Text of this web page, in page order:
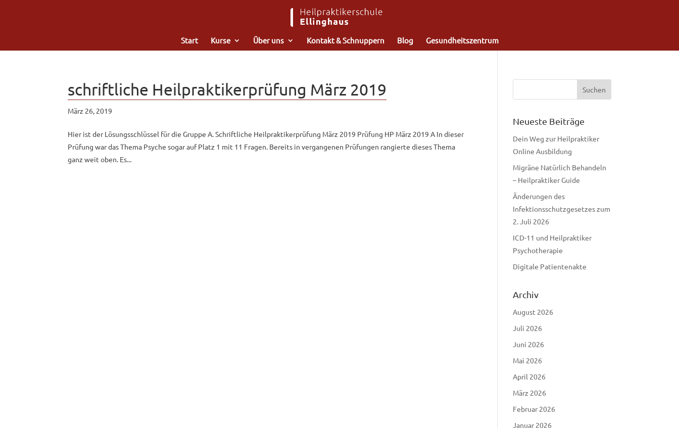
Start Kurse Über uns Kontakt & Schnuppern Blog Gesundheitszentrum
schriftliche Heilpraktikerprüfung März 2019
März 26, 2019
Hier ist der Lösungsschlüssel für die Gruppe A. Schriftliche Heilpraktikerprüfung März 2019 Prüfung HP März 2019 A In dieser
Prüfung war das Thema Psyche sogar auf Platz 1 mit 11 Fragen. Bereits in vergangenen Prüfungen rangierte dieses Thema
ganz weit oben. Es...
Neueste Beiträge
Dein Weg zur Heilpraktiker
Online Ausbildung
Migräne Natürlich Behandeln
– Heilpraktiker Guide
Änderungen des
Infektionsschutzgesetzes zum
2. Juli 2026
ICD-11 und Heilpraktiker
Psychotherapie
Digitale Patientenakte
Archiv
August 2026
Juli 2026
Juni 2026
Mai 2026
April 2026
März 2026
Februar 2026
Januar 2026